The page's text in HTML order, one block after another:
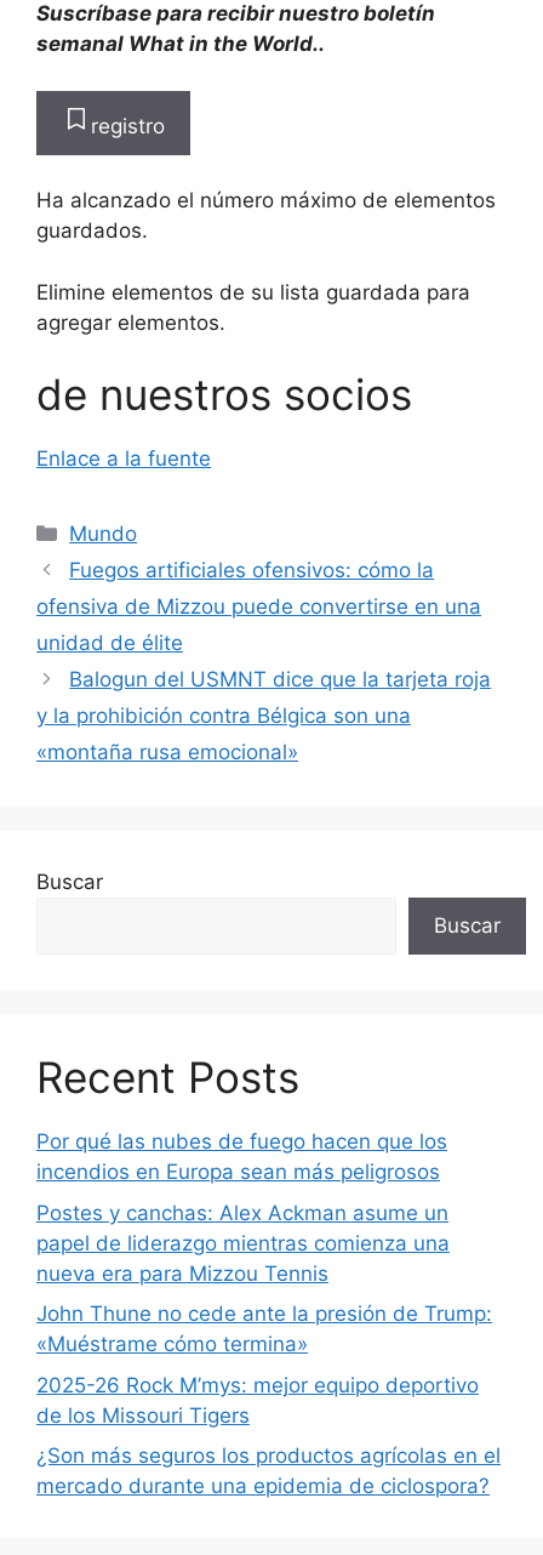
Suscríbase para recibir nuestro boletín
semanal What in the World..
registro
Ha alcanzado el número máximo de elementos
guardados.
Elimine elementos de su lista guardada para
agregar elementos.
de nuestros socios
Enlace a la fuente
Categorías
Mundo
Fuegos artificiales ofensivos: cómo la
ofensiva de Mizzou puede convertirse en una
unidad de élite
Balogun del USMNT dice que la tarjeta roja
y la prohibición contra Bélgica son una
«montaña rusa emocional»
Buscar
Buscar
Recent Posts
Por qué las nubes de fuego hacen que los
incendios en Europa sean más peligrosos
Postes y canchas: Alex Ackman asume un
papel de liderazgo mientras comienza una
nueva era para Mizzou Tennis
John Thune no cede ante la presión de Trump:
«Muéstrame cómo termina»
2025-26 Rock M’mys: mejor equipo deportivo
de los Missouri Tigers
¿Son más seguros los productos agrícolas en el
mercado durante una epidemia de ciclospora?